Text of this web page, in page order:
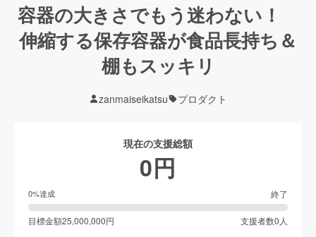
容器の大きさでもう迷わない！
伸縮する保存容器が食品長持ち＆
棚もスッキリ
zanmaiseikatsu プロダクト
現在の支援総額
0円
0%達成 終了
目標金額25,000,000円 支援者数0 人